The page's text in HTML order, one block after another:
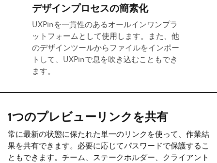
デザインプロセスの簡素化
UXPinを一貫性のあるオールインワンプラ
ットフォームとして使用します。また、他
のデザインツールからファイルをインポー
トして、UXPinで息を吹き込むこともでき
ます。
1つのプレビューリンクを共有
常に最新の状態に保たれた単一のリンクを使って、作業結
果を共有できます。必要に応じてパスワードで保護するこ
ともできます。チーム、ステークホルダー、クライアント